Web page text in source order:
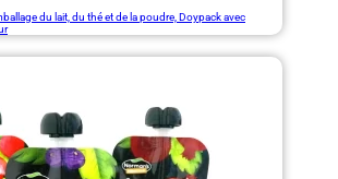
du lait, du thé et de la poudre, Doypack avec